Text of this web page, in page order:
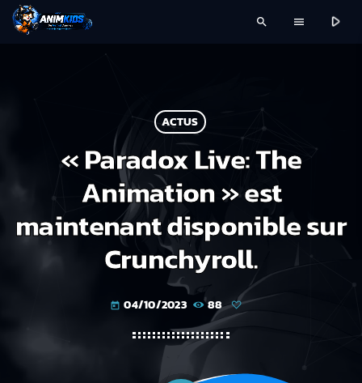
search menu play_arrow
ACTUS
« Paradox Live: The
Animation » est
maintenant disponible sur
Crunchyroll.
today 04/10/2023 88